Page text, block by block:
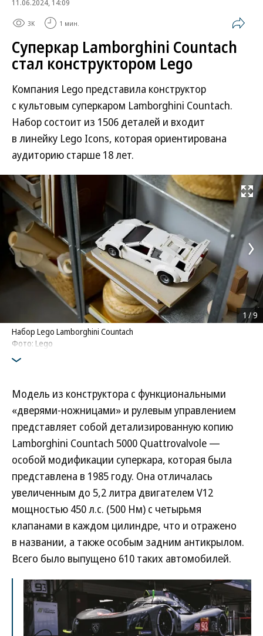
11.06.2024, 14:09
3K 1 мин.
Суперкар Lamborghini Countach
стал конструктором Lego
Компания Lego представила конструктор
с культовым суперкаром Lamborghini Countach.
Набор состоит из 1506 деталей и входит
в линейку Lego Icons, которая ориентирована
аудиторию старше 18 лет.
Развернуть
Набор Lego Lamborghini Countach
Фото: Lego
1/9
Модель из конструктора с функциональными
«дверями-ножницами» и рулевым управлением
представляет собой детализированную копию
Lamborghini Countach 5000 Quattrovalvole —
особой модификации суперкара, которая была
представлена в 1985 году. Она отличалась
увеличенным до 5,2 литра двигателем V12
мощностью 450 л.с. (500 Нм) с четырьмя
клапанами в каждом цилиндре, что и отражено
в названии, а также особым задним антикрылом.
Всего было выпущено 610 таких автомобилей.